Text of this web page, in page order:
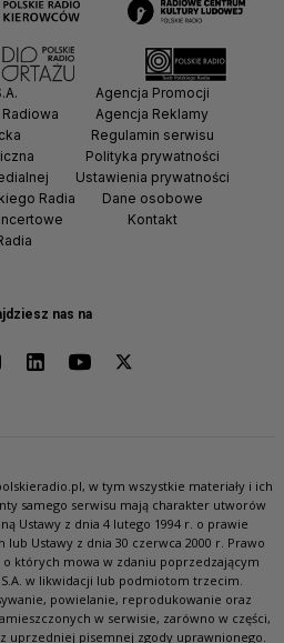
nas na
Radia
Agencja Promocji
Agencja Reklamy
Regulamin serwisu
Polityka prywatności
Ustawienia prywatności
Dane osobowe
Kontakt
w tym wszystkie materiały i ich
samego serwisu mają charakter utworów
Ustawy z dnia 4 lutego 1994 r. o prawie
Ustawy z dnia 30 czerwca 2000 r. Prawo
o których mowa w zdaniu poprzedzającym
w likwidacji lub podmiotom trzecim.
powielanie, reprodukowanie oraz
w serwisie, zarówno w części,
uprzedniej pisemnej zgody uprawnionego.